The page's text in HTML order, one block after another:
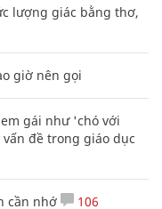
lượng giác bằng thơ,
giờ nên gọi
gái như 'chó với
đề trong giáo dục
cần nhớ 106